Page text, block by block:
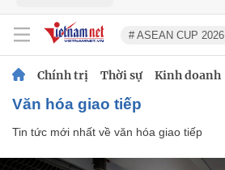
# ASEAN CUP 2026
Chính trị Thời sự Kinh doanh
văn hóa giao tiếp
Tin tức mới nhất về văn hóa giao tiếp